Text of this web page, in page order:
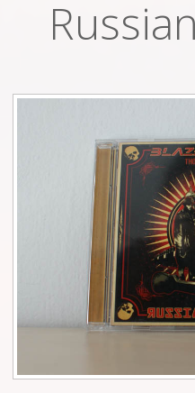
Εισιτήρια
Φιγούρες
Καρτ ποστάλ
Αυτοκόλλητα
Αφίσες